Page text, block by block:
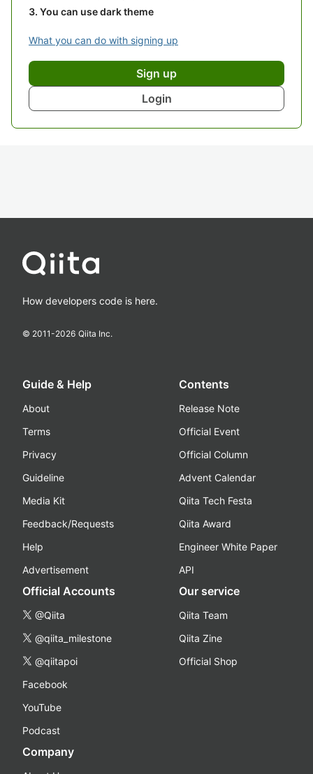
You can use dark theme
What you can do with signing up
Sign up
Login
How developers code is here.
© 2011-2026 Qiita Inc.
Guide & Help
About
Terms
Privacy
Guideline
Media Kit
Feedback/Requests
Help
Advertisement
Contents
Release Note
Official Event
Official Column
Advent Calendar
Qiita Tech Festa
Qiita Award
Engineer White Paper
API
Official Accounts
@Qiita
@qiita_milestone
@qiitapoi
Facebook
YouTube
Podcast
Our service
Qiita Team
Qiita Zine
Official Shop
Company